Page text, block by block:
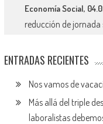
Economía Social,
reducción de
ENTRADAS RECIENTES
Nos vamos de
Más allá del triple
laboralistas